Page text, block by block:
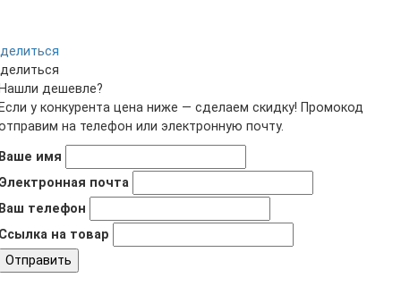
дешевле?
у конкурента цена ниже — сделаем скидку! Промокод
на телефон или электронную почту.
имя
почта
телефон
на товар
Отправить